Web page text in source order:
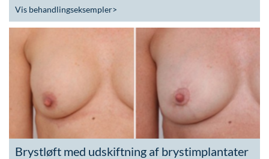
Vis behandlingseksempler>
Brystløft med udskiftning af brystimplantater